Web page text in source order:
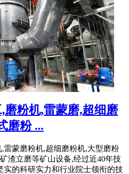
磨粉机,雷蒙磨,超细磨
磨粉 ...
雷蒙磨粉机,超细磨粉机,大型磨粉
渣立磨等矿山设备,经过近40年技
实的科研实力和行业院士领衔的技